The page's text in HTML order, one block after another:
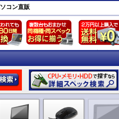
コン直販